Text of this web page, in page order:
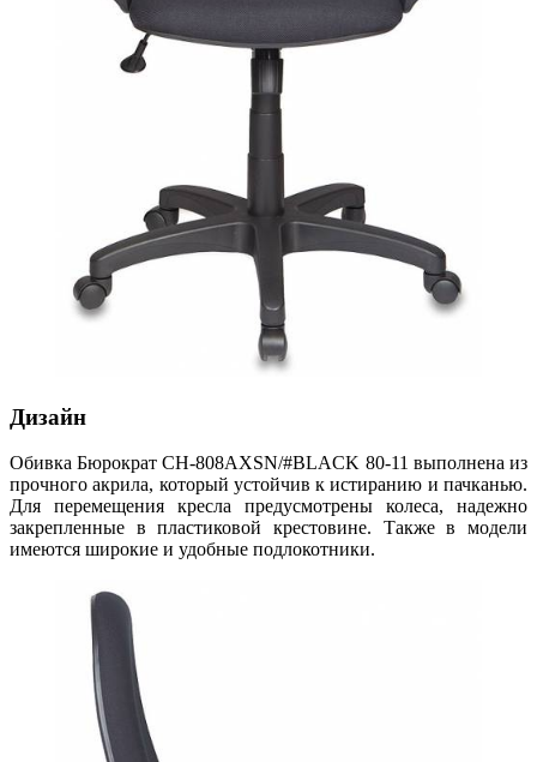
Дизайн
Обивка Бюрократ CH-808AXSN/#BLACK 80-11 выполнена из
прочного акрила, который устойчив к истиранию и пачканью.
Для перемещения кресла предусмотрены колеса, надежно
закрепленные в пластиковой крестовине. Также в модели
имеются широкие и удобные подлокотники.